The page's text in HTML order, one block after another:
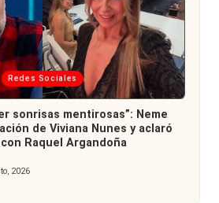
Redes Sociales
sonrisas mentirosas”: Neme
de Viviana Nunes y aclaró
Raquel Argandoña
2026